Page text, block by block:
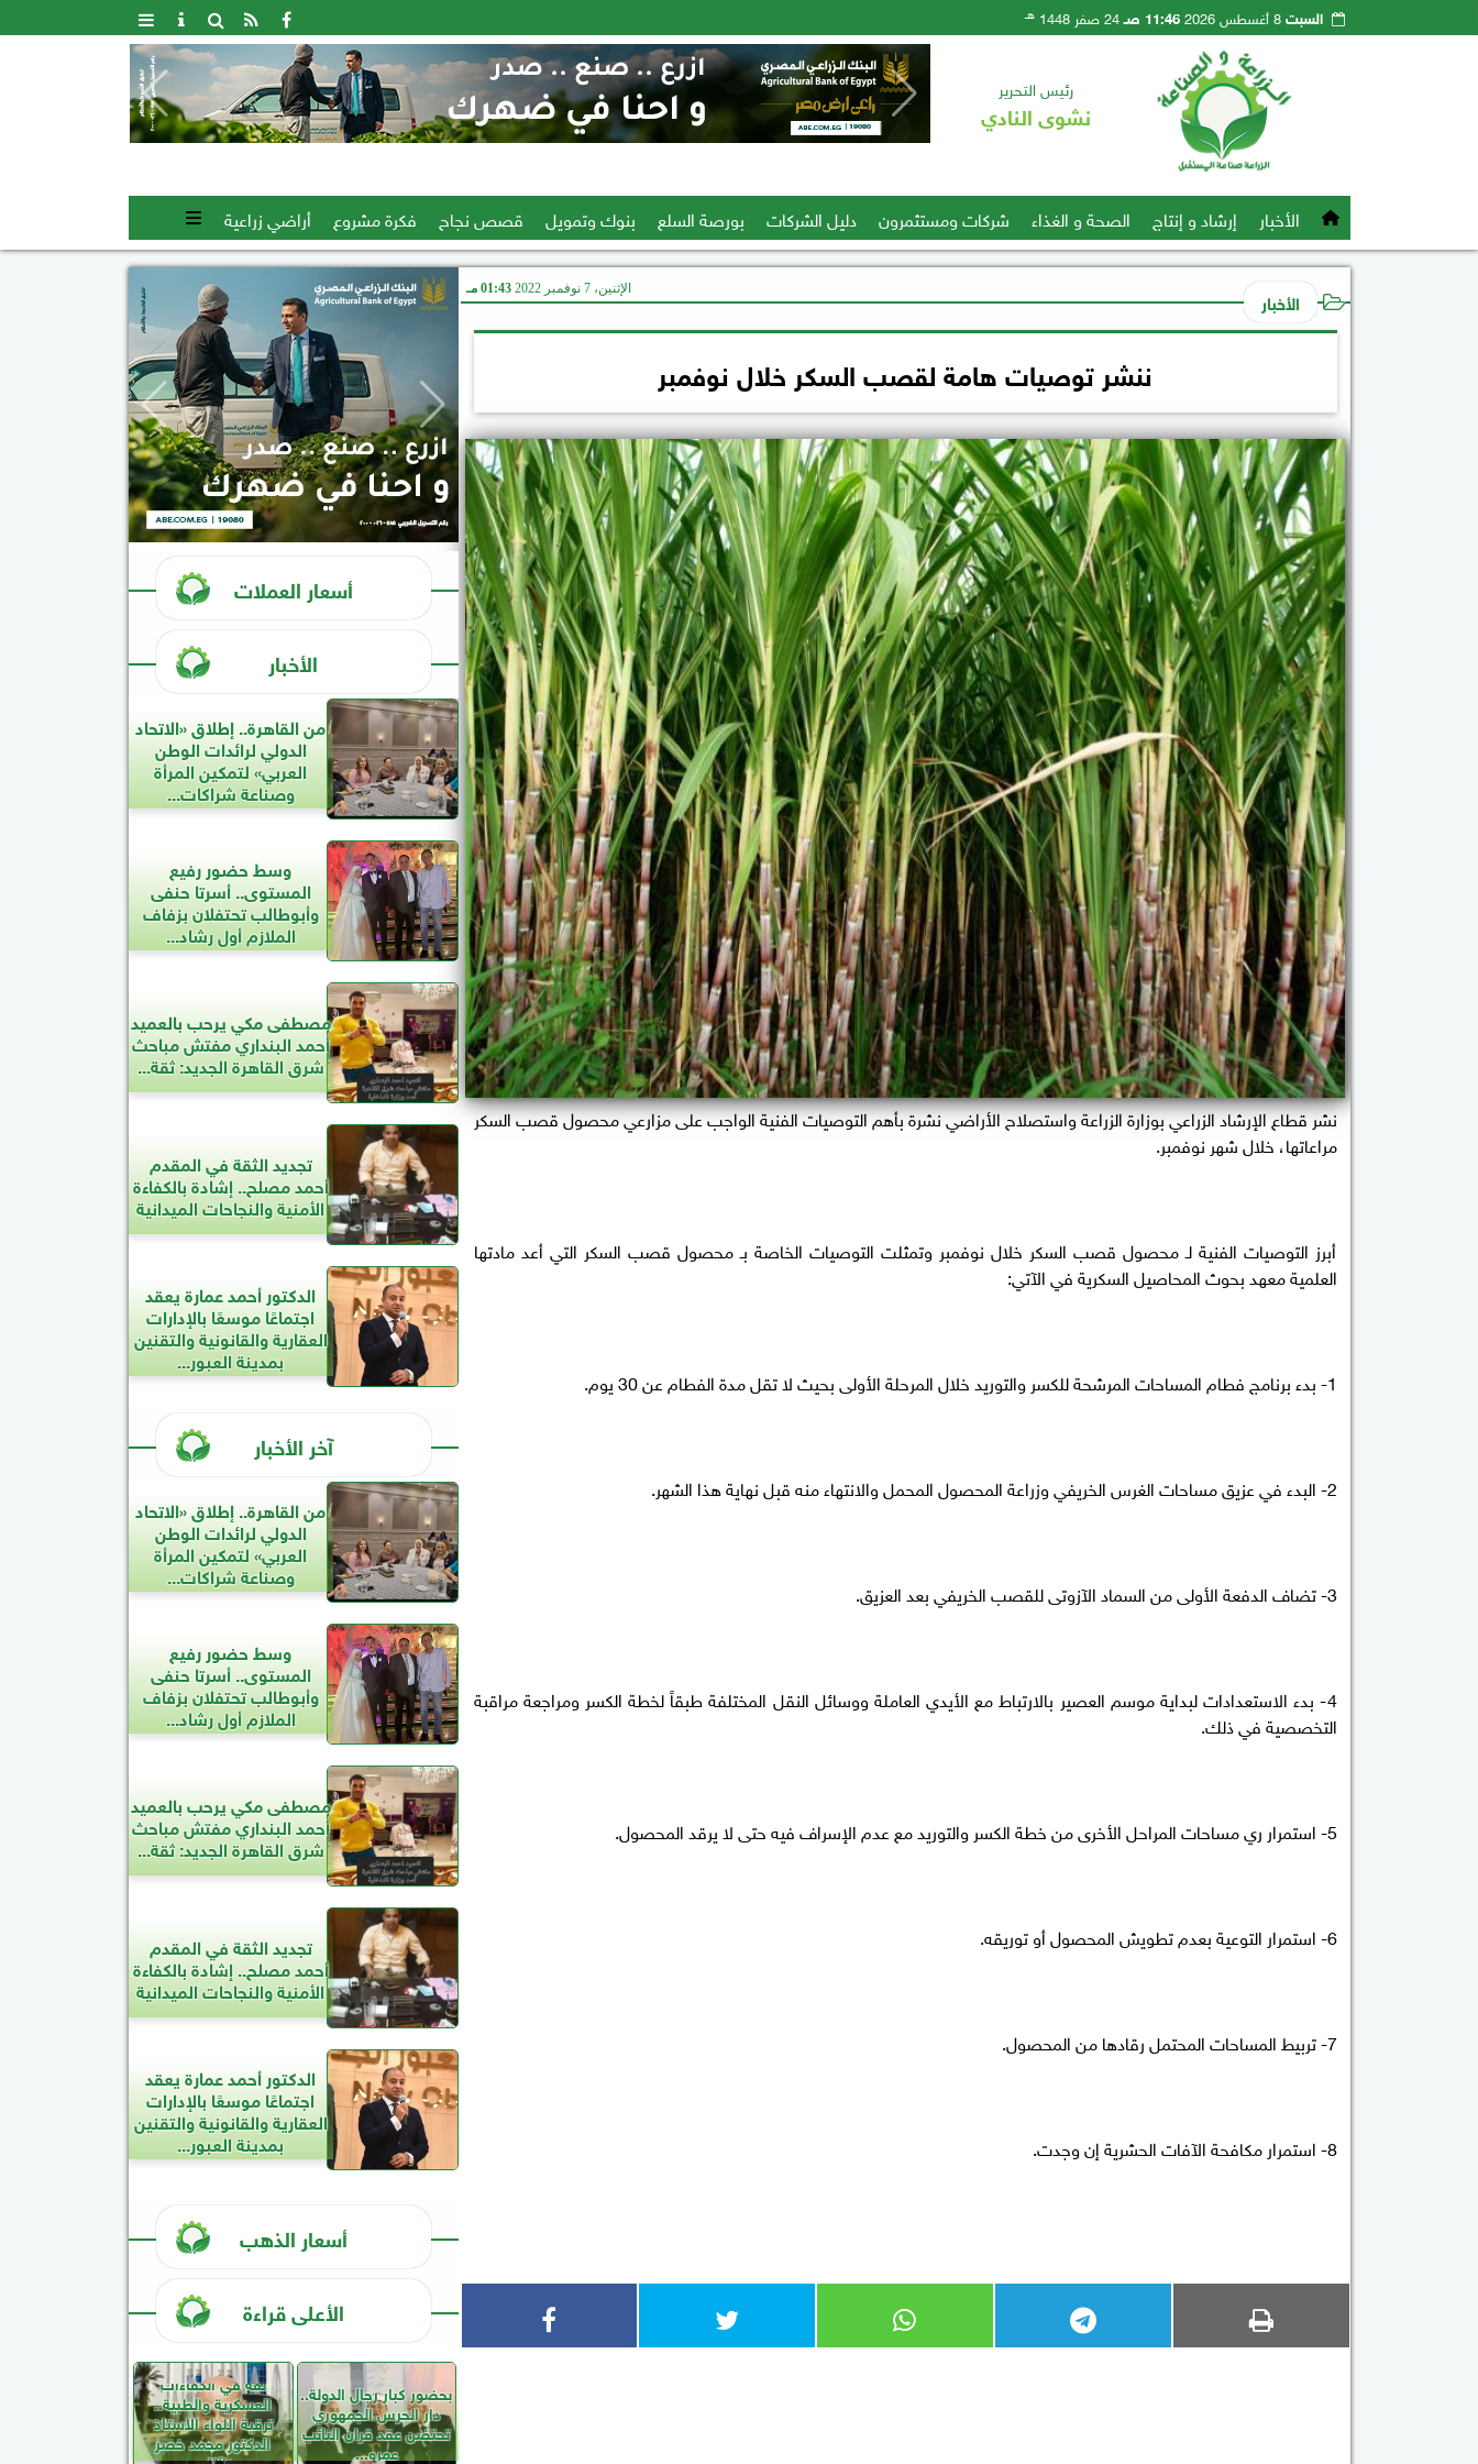
السبت8 أغسطس 2026 11:46 صـ 24 صفر 1448 هـ
رئيس التحرير
نشوى النادي
الأخبار إرشاد و إنتاج الصحة و الغذاء شركات ومستثمرون دليل الشركات بورصة السلع بنوك وتمويل قصص نجاح فكرة مشروع أراضي زراعية
الأخبار الإثنين، 7 نوفمبر 2022 01:43 مـ
ننشر توصيات هامة لقصب السكر خلال نوفمبر
نشر قطاع الإرشاد الزراعي بوزارة الزراعة واستصلاح الأراضي نشرة بأهم التوصيات الفنية الواجب على مزارعي محصول قصب السكر
مراعاتها، خلال شهر نوفمبر.
أبرز التوصيات الفنية لـ محصول قصب السكر خلال نوفمبر وتمثلت التوصيات الخاصة بـ محصول قصب السكر التي أعد مادتها
العلمية معهد بحوث المحاصيل السكرية في الآتي:
1- بدء برنامج فطام المساحات المرشحة للكسر والتوريد خلال المرحلة الأولى بحيث لا تقل مدة الفطام عن 30 يوم.
2- البدء في عزيق مساحات الغرس الخريفي وزراعة المحصول المحمل والانتهاء منه قبل نهاية هذا الشهر.
3- تضاف الدفعة الأولى من السماد الآزوتى للقصب الخريفي بعد العزيق.
4- بدء الاستعدادات لبداية موسم العصير بالارتباط مع الأيدي العاملة ووسائل النقل المختلفة طبقاً لخطة الكسر ومراجعة مراقبة
التخصصية في ذلك.
5- استمرار ري مساحات المراحل الأخرى من خطة الكسر والتوريد مع عدم الإسراف فيه حتى لا يرقد المحصول.
6- استمرار التوعية بعدم تطويش المحصول أو توريقه.
7- تربيط المساحات المحتمل رقادها من المحصول.
8- استمرار مكافحة الآفات الحشرية إن وجدت.
أسعار العملات
الأخبار
من القاهرة.. إطلاق «الاتحاد
الدولي لرائدات الوطن
العربي» لتمكين المرأة
وصناعة شراكات...
وسط حضور رفيع
المستوى.. أسرتا حنفى
وأبوطالب تحتفلان بزفاف
الملازم أول رشاد...
مصطفى مكي يرحب بالعميد
أحمد البنداري مفتش مباحث
شرق القاهرة الجديد: ثقة...
تجديد الثقة في المقدم
أحمد مصلح.. إشادة بالكفاءة
الأمنية والنجاحات الميدانية
الدكتور أحمد عمارة يعقد
اجتماعًا موسعًا بالإدارات
العقارية والقانونية والتقنين
بمدينة العبور...
آخر الأخبار
من القاهرة.. إطلاق «الاتحاد
الدولي لرائدات الوطن
العربي» لتمكين المرأة
وصناعة شراكات...
وسط حضور رفيع
المستوى.. أسرتا حنفى
وأبوطالب تحتفلان بزفاف
الملازم أول رشاد...
مصطفى مكي يرحب بالعميد
أحمد البنداري مفتش مباحث
شرق القاهرة الجديد: ثقة...
تجديد الثقة في المقدم
أحمد مصلح.. إشادة بالكفاءة
الأمنية والنجاحات الميدانية
الدكتور أحمد عمارة يعقد
اجتماعًا موسعًا بالإدارات
العقارية والقانونية والتقنين
بمدينة العبور...
أسعار الذهب
الأعلى قراءة
بحضور كبار رجال الدولة..
دار الحرس الجمهوري
تحتضن عقد قران النائب
عمرو...
ثقة في الكفاءات
العسكرية والطبية..
ترقية اللواء الأستاذ
الدكتور محمد خضر